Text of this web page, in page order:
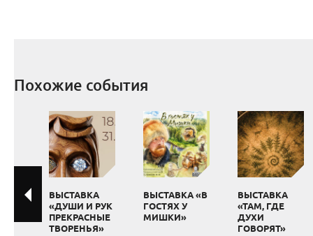
Похожие события
ВЫСТАВКА
«ДУШИ И РУК
ПРЕКРАСНЫЕ
ТВОРЕНЬЯ»
ВЫСТАВКА «В
ГОСТЯХ У
МИШКИ»
ВЫСТАВКА
«ТАМ, ГДЕ
ДУХИ
ГОВОРЯТ»